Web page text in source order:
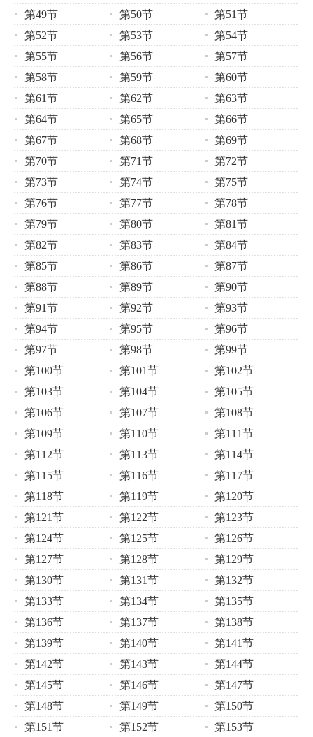
第49节
第50节
第51节
第52节
第53节
第54节
第55节
第56节
第57节
第58节
第59节
第60节
第61节
第62节
第63节
第64节
第65节
第66节
第67节
第68节
第69节
第70节
第71节
第72节
第73节
第74节
第75节
第76节
第77节
第78节
第79节
第80节
第81节
第82节
第83节
第84节
第85节
第86节
第87节
第88节
第89节
第90节
第91节
第92节
第93节
第94节
第95节
第96节
第97节
第98节
第99节
第100节
第101节
第102节
第103节
第104节
第105节
第106节
第107节
第108节
第109节
第110节
第111节
第112节
第113节
第114节
第115节
第116节
第117节
第118节
第119节
第120节
第121节
第122节
第123节
第124节
第125节
第126节
第127节
第128节
第129节
第130节
第131节
第132节
第133节
第134节
第135节
第136节
第137节
第138节
第139节
第140节
第141节
第142节
第143节
第144节
第145节
第146节
第147节
第148节
第149节
第150节
第151节
第152节 第153节